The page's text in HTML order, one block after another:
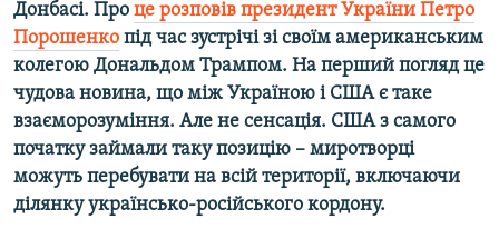
Донбасі. Про це розповів президент України Петро
Порошенко під час зустрічі зі своїм американським
колегою Дональдом Трампом. На перший погляд це
чудова новина, що між Україною і США є таке
взаєморозуміння. Але не сенсація. США з самого
початку займали таку позицію – миротворці
можуть перебувати на всій території, включаючи
ділянку українсько-російського кордону.